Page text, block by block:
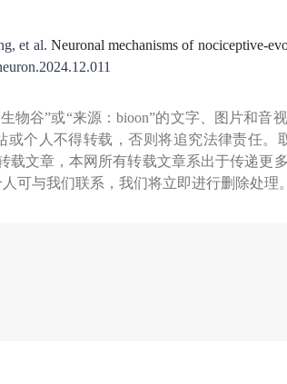
et al. Neuronal mechanisms of nociceptive-
物谷”或“来源：bioon”的文字、图片和音
或个人不得转载，否则将追究法律责任。
载文章，本网所有转载文章系出于传递更
可与我们联系，我们将立即进行删除处理。